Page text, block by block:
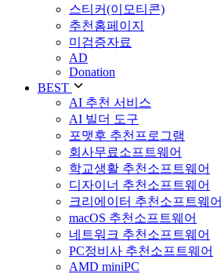
스티커(이모티콘)
추천홈페이지
미검증자료
AD
Donation
BEST
AI 추천 서비스
AI 빌더 도구
포맷후 추천프로그램
회사무료소프트웨어
학교생활 추천소프트웨어
디자이너 추천소프트웨어
크리에이터 추천소프트웨어
macOS 추천소프트웨어
네트워크 추천소프트웨어
PC정비사 추천소프트웨어
AMD miniPC